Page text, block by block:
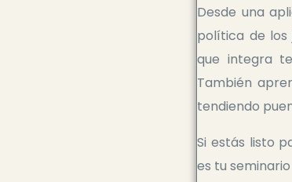
Desde una
política de los
que integra
También
tendiendo
Si estás listo
es tu